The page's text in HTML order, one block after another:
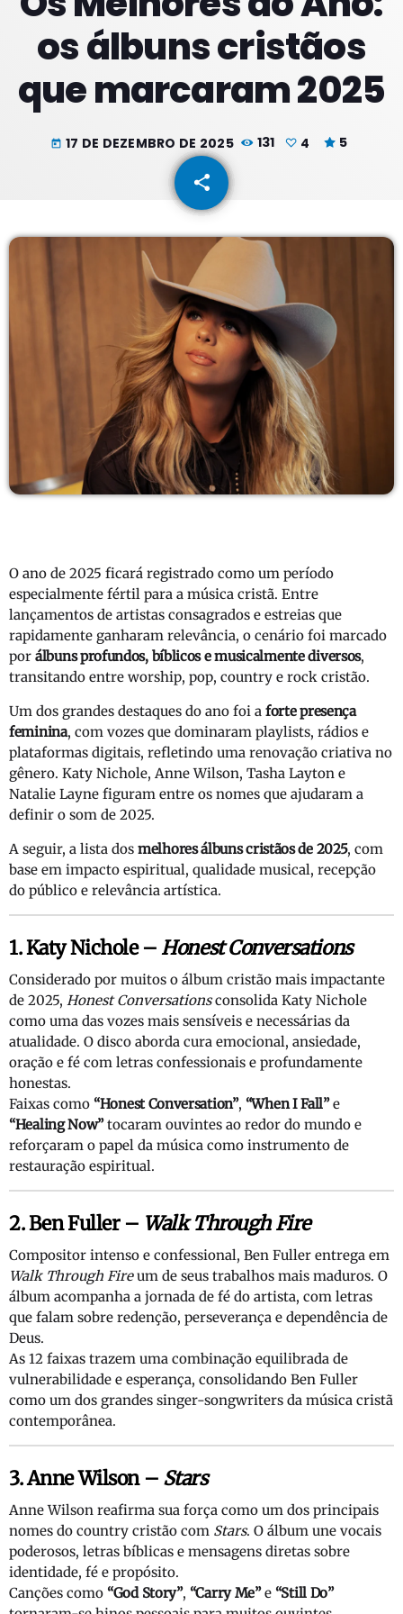
Madrugadas
02:00 - 05:59
COM SUZZYE
Meio Dia
COM JORGE
10:00 - 13:59
os álbuns cristãos
que marcaram 2025
today 17 DE DEZEMBRO DE 2025 131 4 5
share
email
O ano de 2025 ficará registrado como um período
especialmente fértil para a música cristã. Entre
lançamentos de artistas consagrados e estreias que
rapidamente ganharam relevância, o cenário foi marcado
por álbuns profundos, bíblicos e musicalmente diversos,
transitando entre worship, pop, country e rock cristão.
Um dos grandes destaques do ano foi a forte presença
feminina, com vozes que dominaram playlists, rádios e
plataformas digitais, refletindo uma renovação criativa no
gênero. Katy Nichole, Anne Wilson, Tasha Layton e
Natalie Layne figuram entre os nomes que ajudaram a
definir o som de 2025.
A seguir, a lista dos melhores álbuns cristãos de 2025, com
base em impacto espiritual, qualidade musical, recepção
do público e relevância artística.
1. Katy Nichole –Honest Conversations
Considerado por muitos o álbum cristão mais impactante
de 2025, Honest Conversationsconsolida Katy Nichole
como uma das vozes mais sensíveis e necessárias da
atualidade. O disco aborda cura emocional, ansiedade,
oração e fé com letras confessionais e profundamente
honestas.
Faixas como “Honest Conversation”, “When I Fall”e
“Healing Now”tocaram ouvintes ao redor do mundo e
reforçaram o papel da música como instrumento de
restauração espiritual.
2. Ben Fuller – Walk Through Fire
Compositor intenso e confessional, Ben Fuller entrega em
Walk Through Fireum de seus trabalhos mais maduros. O
álbum acompanha a jornada de fé do artista, com letras
que falam sobre redenção, perseverança e dependência de
Deus.
As 12 faixas trazem uma combinação equilibrada de
vulnerabilidade e esperança, consolidando Ben Fuller
como um dos grandes singer-songwriters da música cristã
contemporânea.
3. Anne Wilson – Stars
Anne Wilson reafirma sua força como um dos principais
nomes do country cristão com Stars. O álbum une vocais
poderosos, letras bíblicas e mensagens diretas sobre
identidade, fé e propósito.
Canções como “God Story”, “Carry Me”e “Still Do”